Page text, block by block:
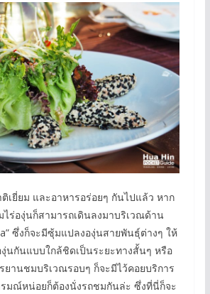
เยี่ยม และอาหารอร่อยๆ กันไปแล้ว หาก
ไร่องุ่นก็สามารถเดินลงมาบริเวณด้าน
ซึ่งก็จะมีซุ้มแปลงองุ่นสายพันธุ์ต่างๆ ให้
นกันแบบใกล้ชิดเป็นระยะทางสั้นๆ หรือ
ยานชมบริเวณรอบๆ ก็จะมีไว้คอยบริการ
มณ์หน่อยก็ต้องนั่งรถชมกันล่ะ ซึ่งที่นี่ก็จะ